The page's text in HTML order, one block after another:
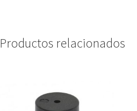
Productos relacionados